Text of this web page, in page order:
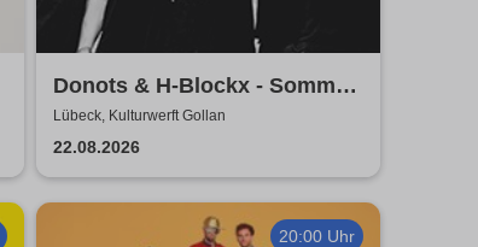
Donots & H-Blockx - Sommer
Shows 2026
Lübeck, Kulturwerft Gollan
22.08.2026
20:00 Uhr